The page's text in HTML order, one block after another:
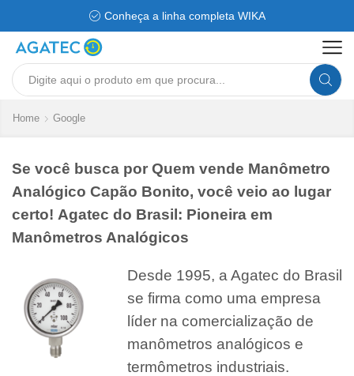
Conheça a linha completa WIKA
Search
Home Google
Se você busca por Quem vende Manômetro
Analógico Capão Bonito, você veio ao lugar
certo! Agatec do Brasil: Pioneira em
Manômetros Analógicos
Desde 1995, a Agatec do Brasil
se firma como uma empresa
líder na comercialização de
manômetros analógicos e
termômetros industriais.